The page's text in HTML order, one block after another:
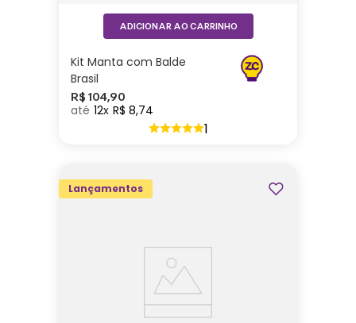
Kit Manta com Balde
Brasil
R$ 104,90
12 R$ 8,74
1
ADICIONAR AO CARRINHO
Lançamentos